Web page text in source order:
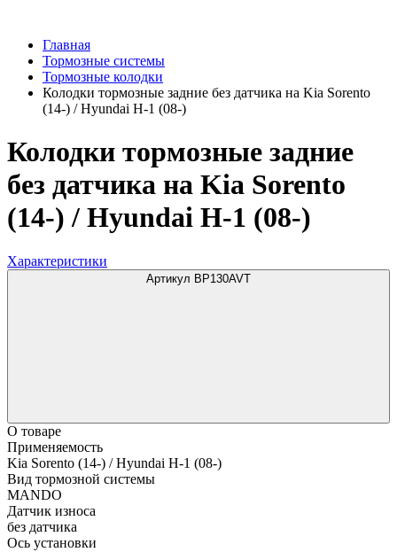
Главная
Тормозные системы
Тормозные колодки
Колодки тормозные задние без датчика на Kia Sorento
(14-) / Hyundai H-1 (08-)
Колодки тормозные задние
без датчика на Kia Sorento
(14-) / Hyundai H-1 (08-)
Характеристики
Артикул BP130AVT
О товаре
Применяемость
Kia Sorento (14-) / Hyundai H-1 (08-)
Вид тормозной системы
MANDO
Датчик износа
без датчика
Ось установки